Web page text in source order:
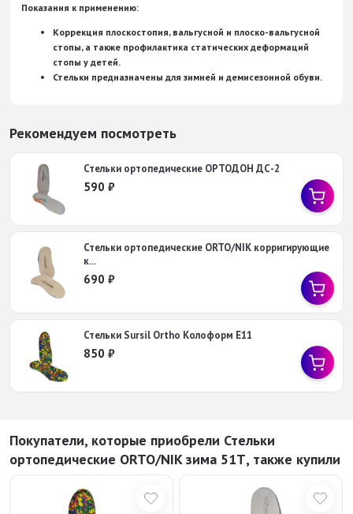
Показания к применению:
Коррекция плоскостопия, вальгусной и плоско-вальгусной
стопы, а также профилактика статических деформаций
стопы у детей.
Стельки предназначены для зимней и демисезонной обуви.
Рекомендуем посмотреть
Стельки ортопедические ОРТОДОН ДС-2
590 ₽
Стельки ортопедические ORTO/NIK корригирующие
к...
690 ₽
Стельки Sursil Ortho Колоформ E11
850 ₽
Покупатели, которые приобрели Стельки
ортопедические ORTO/NIK зима 51Т, также купили